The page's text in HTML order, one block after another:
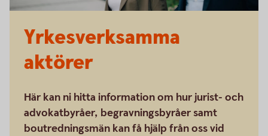
Yrkesverksamma
aktörer
Här kan ni hitta information om hur jurist- och
advokatbyråer, begravningsbyråer samt
boutredningsmän kan få hjälp från oss vid